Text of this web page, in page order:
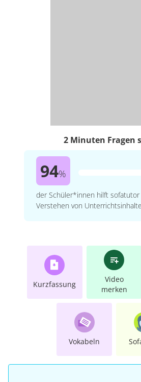
2 Minuten Fragen
94%
der Schüler*innen hilft
Verstehen von
Kurzfassung
Video
merken
Vokabeln